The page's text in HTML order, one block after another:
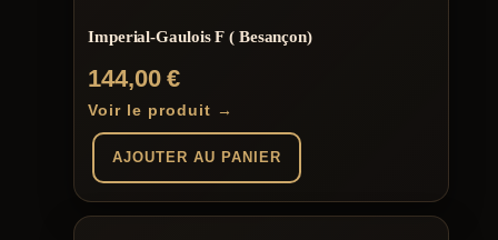
Imperial-Gaulois F ( Besançon)
144,00€
Voir le produit →
AJOUTER AU PANIER